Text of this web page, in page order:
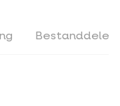
Bestanddelen